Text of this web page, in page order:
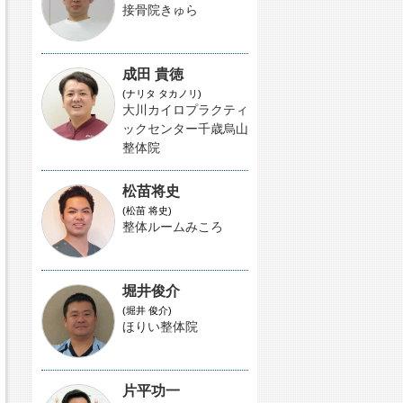
接骨院きゅら
成田 貴徳
(ナリタ タカノリ)
大川カイロプラクティ
ックセンター千歳烏山
整体院
松苗将史
(松苗 将史)
整体ルームみころ
堀井俊介
(堀井 俊介)
ほりい整体院
片平功一